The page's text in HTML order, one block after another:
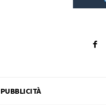
PUBBLICITÀ